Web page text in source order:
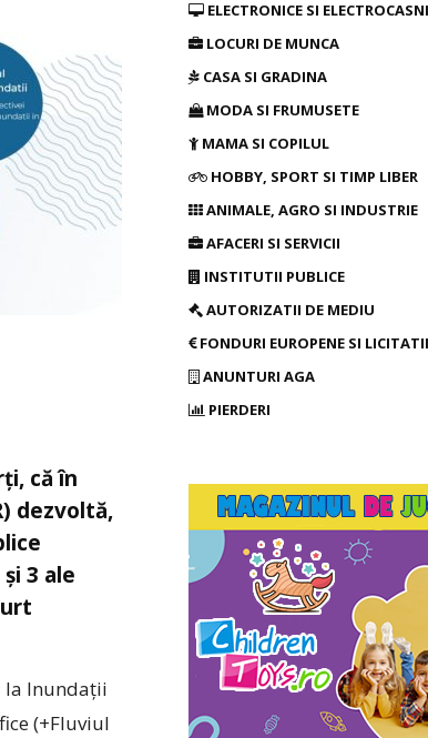
că în
dezvoltă,
3 ale
la Inundații
(+Fluviul
ELECTRONICE SI
LOCURI DE MUNCA
CASA SI GRADINA
MODA SI FRUMUSETE
MAMA SI COPILUL
HOBBY, SPORT SI TIMP LIBER
ANIMALE, AGRO SI INDUSTRIE
AFACERI SI SERVICII
INSTITUTII PUBLICE
AUTORIZATII DE MEDIU
FONDURI EUROPENE SI LICITATII
ANUNTURI AGA
PIERDERI